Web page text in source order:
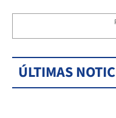
ÚLTIMAS